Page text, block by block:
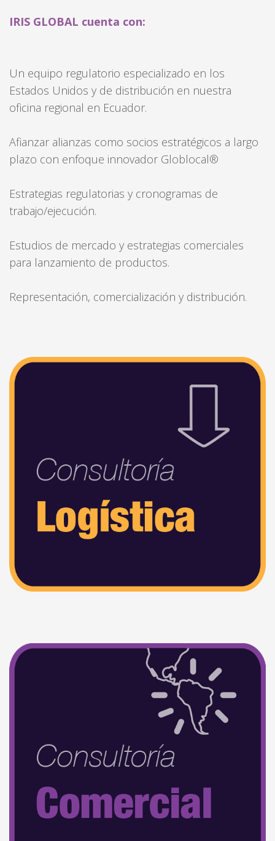
IRIS GLOBAL cuenta con:
Un equipo regulatorio especializado en los
Estados Unidos y de distribución en nuestra
oficina regional en Ecuador.
Afianzar alianzas como socios estratégicos a largo
plazo con enfoque innovador Globlocal®
Estrategias regulatorias y cronogramas de
trabajo/ejecución.
Estudios de mercado y estrategias comerciales
para lanzamiento de productos.
Representación, comercialización y distribución.